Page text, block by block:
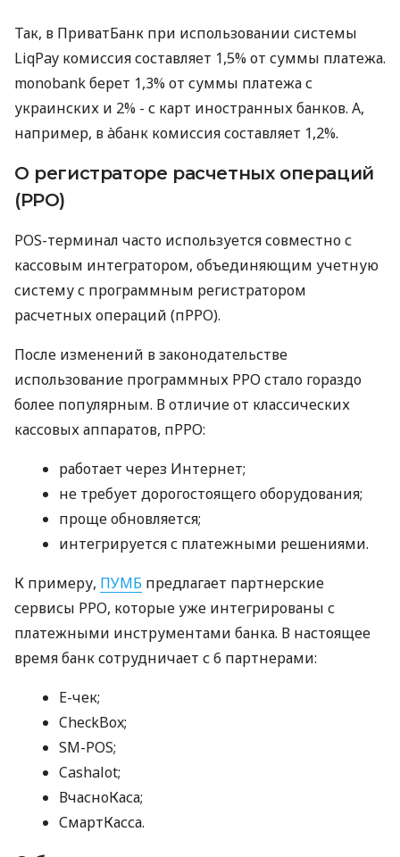
Так, в ПриватБанк при использовании системы
LiqPay комиссия составляет 1,5% от суммы платежа.
monobank берет 1,3% от суммы платежа с
украинских и 2% - с карт иностранных банков. А,
например, в àбанк комиссия составляет 1,2%.
О регистраторе расчетных операций
(РРО)
POS-терминал часто используется совместно с
кассовым интегратором, объединяющим учетную
систему с программным регистратором
расчетных операций (пРРО).
После изменений в законодательстве
использование программных РРО стало гораздо
более популярным. В отличие от классических
кассовых аппаратов, пРРО:
работает через Интернет;
не требует дорогостоящего оборудования;
проще обновляется;
интегрируется с платежными решениями.
К примеру, ПУМБ предлагает партнерские
сервисы РРО, которые уже интегрированы с
платежными инструментами банка. В настоящее
время банк сотрудничает с 6 партнерами:
E-чек;
CheckBox;
SM-POS;
Cashalot;
ВчасноКаса;
СмартКасса.